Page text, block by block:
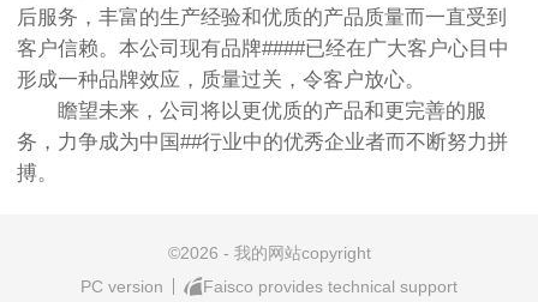
后服务，丰富的生产经验和优质的产品质量而一直受到
客户信赖。本公司现有品牌####已经在广大客户心目中
形成一种品牌效应，质量过关，令客户放心。
瞻望未来，公司将以更优质的产品和更完善的服
务，力争成为中国##行业中的优秀企业者而不断努力拼
搏。
©2026 - 我的网站copyright
PC version
Faisco provides technical support